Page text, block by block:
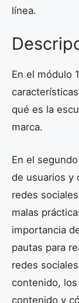
línea.
En el módulo
qué es la
marca.
En el
de usuarios y
redes
malas
importancia
pautas para
redes
contenido,
contenido y